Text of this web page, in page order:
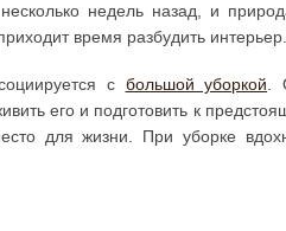
недель назад, и
время разбудить интерьер.
с большой уборкой.
его и подготовить к
для жизни. При уборке